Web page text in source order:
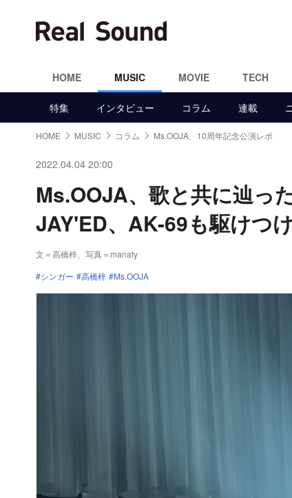
HOME MUSIC MOVIE TECH
特集 インタビュー コラム 連載
HOME MUSIC コラム Ms.OOJA、10周年記念公演レポ
2022.04.04 20:00
Ms.OOJA、歌と共に辿っ
JAY'ED、AK-69も駆けつ
文＝高橋梓 、写真＝manaty
シンガー
高橋梓 Ms.OOJA